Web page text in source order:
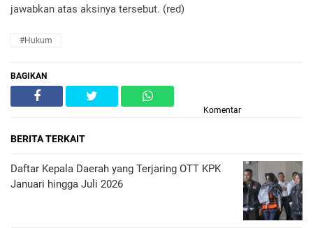
jawabkan atas aksinya tersebut. (red)
#Hukum
BAGIKAN
Komentar
BERITA TERKAIT
Daftar Kepala Daerah yang Terjaring OTT KPK
Januari hingga Juli 2026